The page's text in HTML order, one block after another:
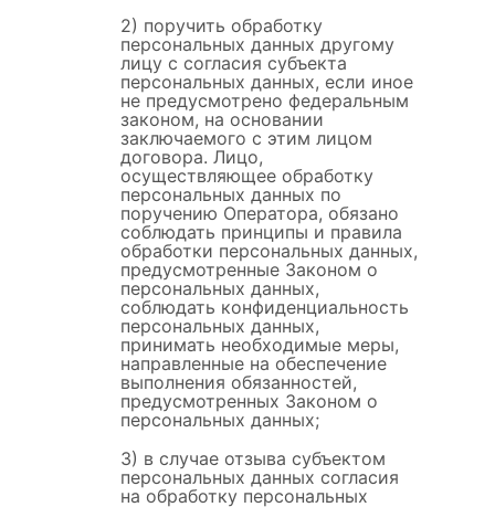
2) поручить обработку
персональных данных другому
лицу с согласия субъекта
персональных данных, если иное
не предусмотрено федеральным
законом, на основании
заключаемого с этим лицом
договора. Лицо,
осуществляющее обработку
персональных данных по
поручению Оператора, обязано
соблюдать принципы и правила
обработки персональных данных,
предусмотренные Законом о
персональных данных,
соблюдать конфиденциальность
персональных данных,
принимать необходимые меры,
направленные на обеспечение
выполнения обязанностей,
предусмотренных Законом о
персональных данных;
3) в случае отзыва субъектом
персональных данных согласия
на обработку персональных